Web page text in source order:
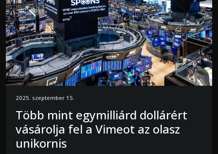
2025. szeptember 15.
Több mint egymilliárd dollárért
vásárolja fel a Vimeot az olasz
unikornis